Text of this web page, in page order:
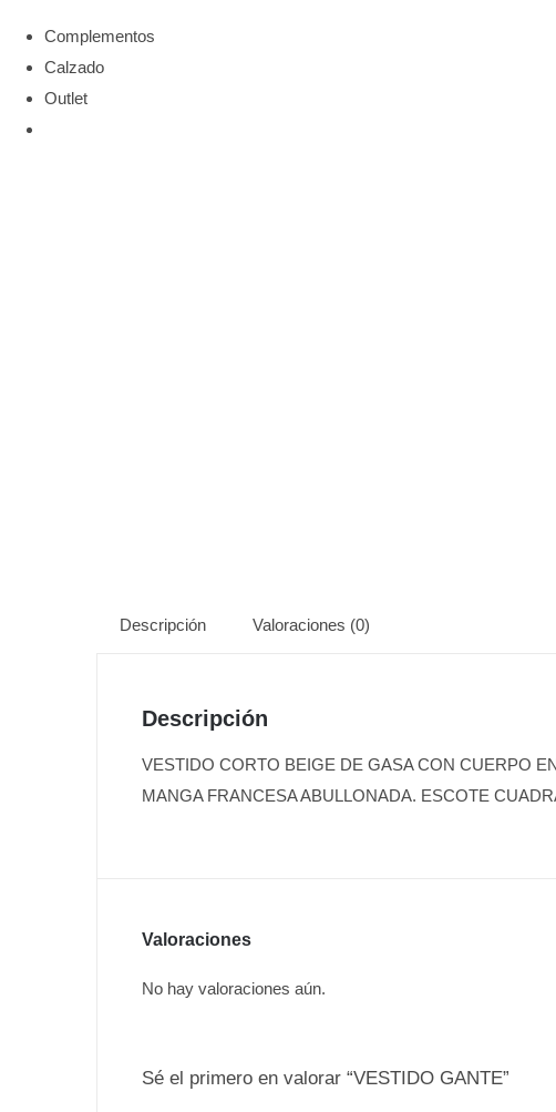
Complementos
Calzado
Outlet
Descripción Valoraciones (0)
Descripción
VESTIDO CORTO BEIGE DE GASA CON CUERPO
MANGA FRANCESA ABULLONADA. ESCOTE
Valoraciones
No hay valoraciones aún.
Sé el primero en valorar “VESTIDO GANTE”